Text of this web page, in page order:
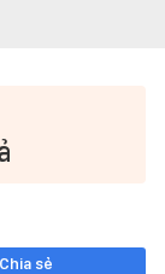
Chia sẻ